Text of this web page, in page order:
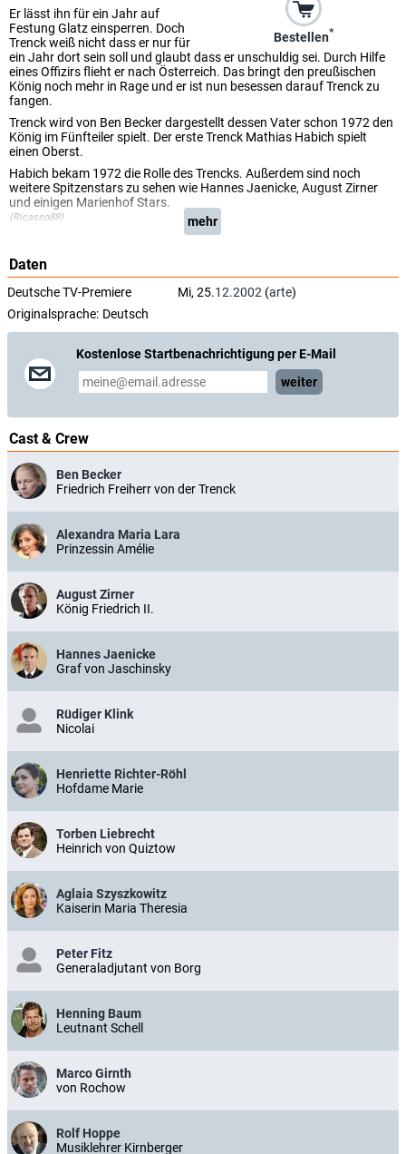
Bestellen*
Er lässt ihn für ein Jahr auf
Festung Glatz einsperren. Doch
Trenck weiß nicht dass er nur für
ein Jahr dort sein soll und glaubt dass er unschuldig sei. Durch Hilfe
eines Offizirs flieht er nach Österreich. Das bringt den preußischen
König noch mehr in Rage und er ist nun besessen darauf Trenck zu
fangen.
Trenck wird von Ben Becker dargestellt dessen Vater schon 1972 den
König im Fünfteiler spielt. Der erste Trenck Mathias Habich spielt
einen Oberst.
Habich bekam 1972 die Rolle des Trencks. Außerdem sind noch
weitere Spitzenstars zu sehen wie Hannes Jaenicke, August Zirner
und einigen Marienhof Stars.
(Ricasso88) mehr
Daten
Deutsche TV-Premiere Mi, 25.12.2002 (arte)
Originalsprache: Deutsch
Kostenlose Startbenachrichtigung per E-Mail
weiter
Cast & Crew
Ben Becker
Friedrich Freiherr von der Trenck
Alexandra Maria Lara
Prinzessin Amélie
August Zirner
König Friedrich II.
Hannes Jaenicke
Graf von Jaschinsky
Rüdiger Klink
Nicolai
Henriette Richter-Röhl
Hofdame Marie
Torben Liebrecht
Heinrich von Quiztow
Aglaia Szyszkowitz
Kaiserin Maria Theresia
Peter Fitz
Generaladjutant von Borg
Henning Baum
Leutnant Schell
Marco Girnth
von Rochow
Rolf Hoppe
Musiklehrer Kirnberger